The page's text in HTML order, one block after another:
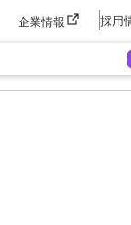
企業情報 採用